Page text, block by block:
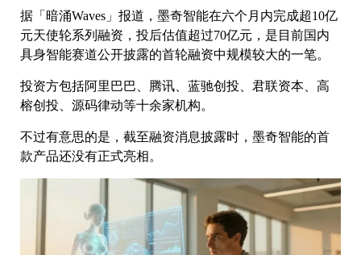
据「暗涌Waves」报道，墨奇智能在六个月内完成超10亿
元天使轮系列融资，投后估值超过70亿元，是目前国内
具身智能赛道公开披露的首轮融资中规模较大的一笔。
投资方包括阿里巴巴、腾讯、蓝驰创投、君联资本、高
榕创投、源码律动等十余家机构。
不过有意思的是，截至融资消息披露时，墨奇智能的首
款产品还没有正式亮相。